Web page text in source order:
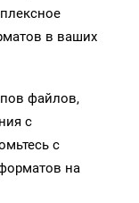
в ваших
файлов,
с
с
на